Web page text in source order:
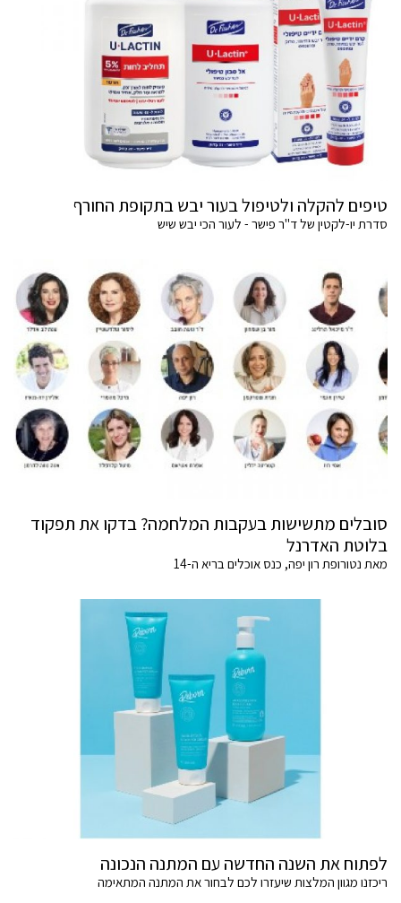
טיפים להקלה ולטיפול בעור יבש בתקופת החורף
סדרת יו-לקטין של ד"ר פישר - לעור הכי יבש שיש
סובלים מתשישות בעקבות המלחמה? בדקו את תפקוד
בלוטת האדרנל
מאת נטורופת רון יפה, כנס אוכלים בריא ה-14
לפתוח את השנה החדשה עם המתנה הנכונה
ריכזנו מגוון המלצות שיעזרו לכם לבחור את המתנה המתאימה